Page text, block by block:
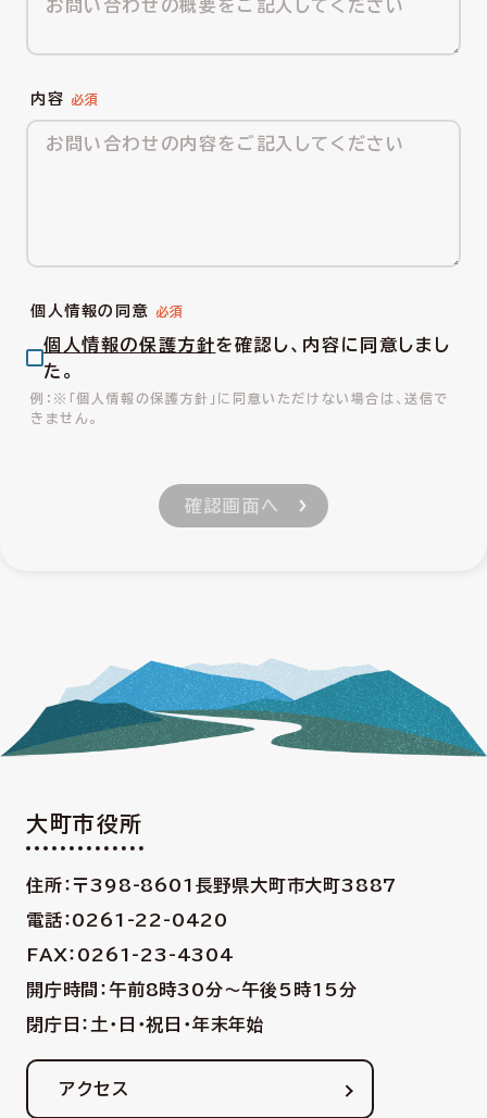
内容
個人情報の同意
個人情報の保護方針を確認し、内容に同意しまし
た。
※「個人情報の保護方針」に同意いただけない場合は、送信で
きません。
大町市役所
住所：〒398-8601 長野県大町市大町3887
電話：0261-22-0420
FAX：0261-23-4304
開庁時間：午前8時30分〜午後5時15分
閉庁日：土・日・祝日・年末年始
アクセス